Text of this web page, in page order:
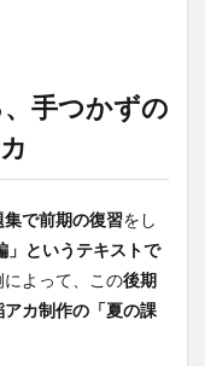
手つかずの
で前期の復習をし
」というテキストで
よって、この後期
カ制作の「夏の課